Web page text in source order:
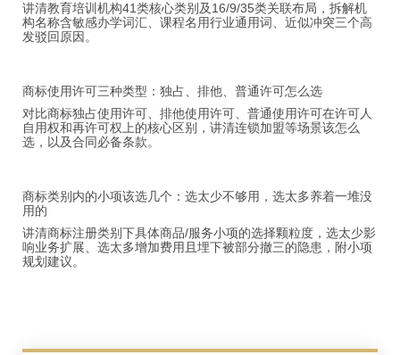
讲清教育培训机构41类核心类别及16/9/35类关联布局，拆解机
构名称含敏感办学词汇、课程名用行业通用词、近似冲突三个高
发驳回原因。
商标使用许可三种类型：独占、排他、普通许可怎么选
对比商标独占使用许可、排他使用许可、普通使用许可在许可人
自用权和再许可权上的核心区别，讲清连锁加盟等场景该怎么
选，以及合同必备条款。
商标类别内的小项该选几个：选太少不够用，选太多养着一堆没
用的
讲清商标注册类别下具体商品/服务小项的选择颗粒度，选太少影
响业务扩展、选太多增加费用且埋下被部分撤三的隐患，附小项
规划建议。